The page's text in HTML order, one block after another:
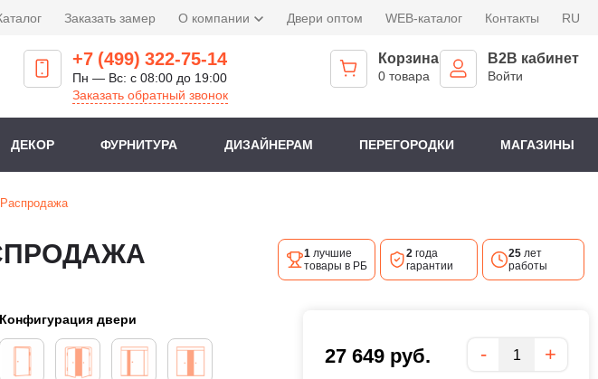
Заказать замер О компании Двери оптом WEB-каталог Контакты RU
+7 (499) 322-75-14
Пн — Вс: с 08:00 до 19:00
Заказать обратный звонок
Корзина
0 товара
B2B кабинет
Войти
ДЕКОР ФУРНИТУРА ДИЗАЙНЕРАМ ПЕРЕГОРОДКИ МАГАЗИНЫ
1лучшие
товары в РБ
2года
гарантии
25лет
работы
Конфигурация двери
27 649 руб. Количество
- +